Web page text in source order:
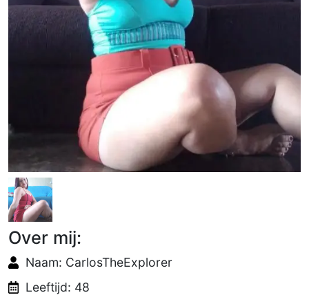
Over mij:
Naam: CarlosTheExplorer
Leeftijd: 48